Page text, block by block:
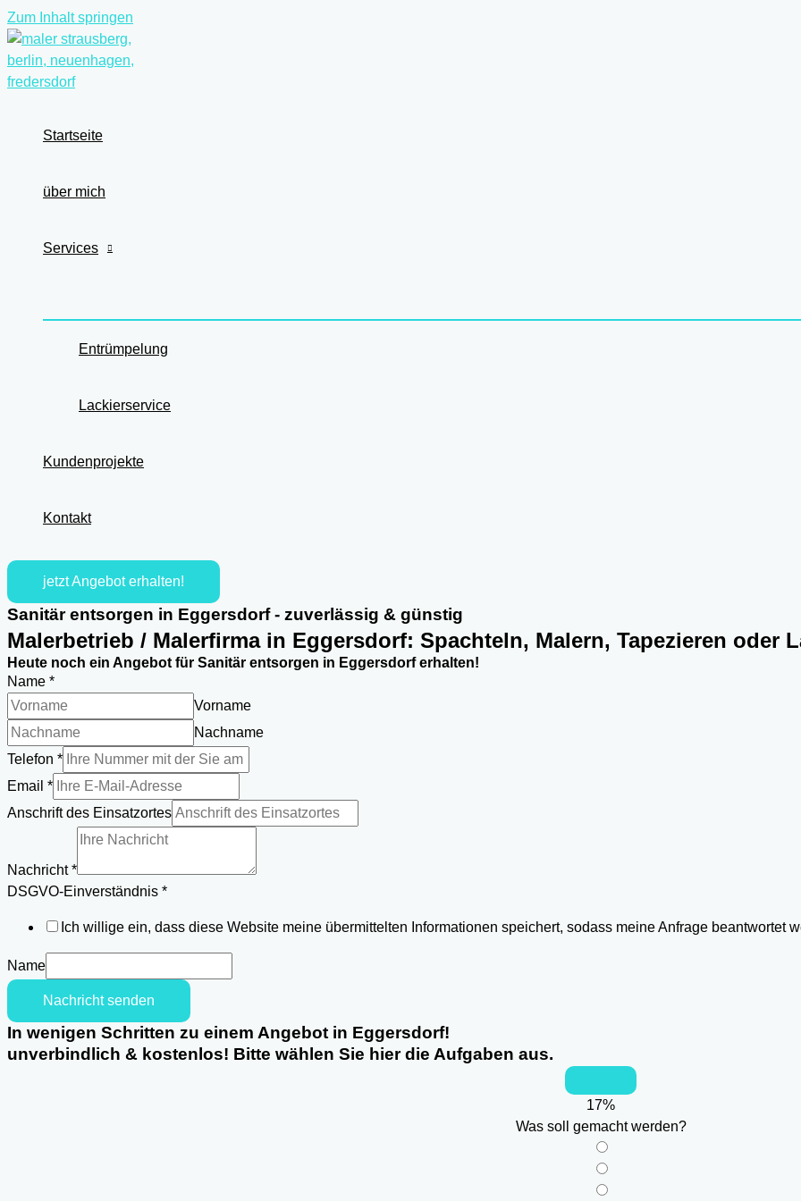
Zum Inhalt springen
Startseite
über mich
Services
Entrümpelung
Lackierservice
Kundenprojekte
Kontakt
jetzt Angebot erhalten!
Sanitär entsorgen in Eggersdorf - zuverlässig & günstig
Malerbetrieb / Malerfirma in Eggersdorf: Spachteln, Malern, Tapezieren oder
Heute noch ein Angebot für Sanitär entsorgen in Eggersdorf erhalten!
Name *
Vorname
Nachname
Telefon *
Email *
Telefon
Anschrift des Einsatzortes
Nachricht*
DSGVO-Einverständnis *
Ich willige ein, dass diese Website meine übermittelten Informationen speichert, sodass meine Anfrage beantwortet
Name
Nachricht senden
In wenigen Schritten zu einem Angebot in Eggersdorf!
unverbindlich & kostenlos! Bitte wählen Sie hier die Aufgaben aus.
17%
Was soll gemacht werden?